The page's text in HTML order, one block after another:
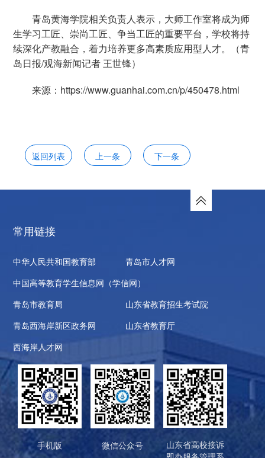
青岛黄海学院相关负责人表示，大师工作室将成为师
生学习工匠、崇尚工匠、争当工匠的重要平台，学校将持
续深化产教融合，着力培养更多高素质应用型人才。（青
岛日报/观海新闻记者 王世锋）
来源：https://www.guanhai.com.cn/p/450478.html
返回列表 上一条 下一条
常用链接
中华人民共和国教育部
青岛市人才网
中国高等教育学生信息网（学信网）
青岛市教育局
山东省教育招生考试院
青岛西海岸新区政务网
山东省教育厅
西海岸人才网
手机版 微信公众号
山东省高校接诉